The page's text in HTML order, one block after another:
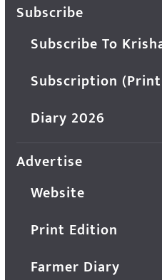
Subscribe
Subscribe To
Subscription
Diary 2026
Advertise
Website
Print Edition
Farmer Diary